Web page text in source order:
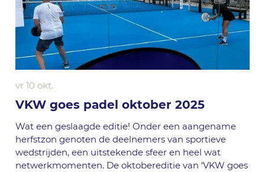
vr 10 okt.
VKW goes padel oktober 2025
Wat een geslaagde editie! Onder een aangename
herfstzon genoten de deelnemers van sportieve
wedstrijden, een uitstekende sfeer en heel wat
netwerkmomenten. De oktobereditie van ‘VKW goes